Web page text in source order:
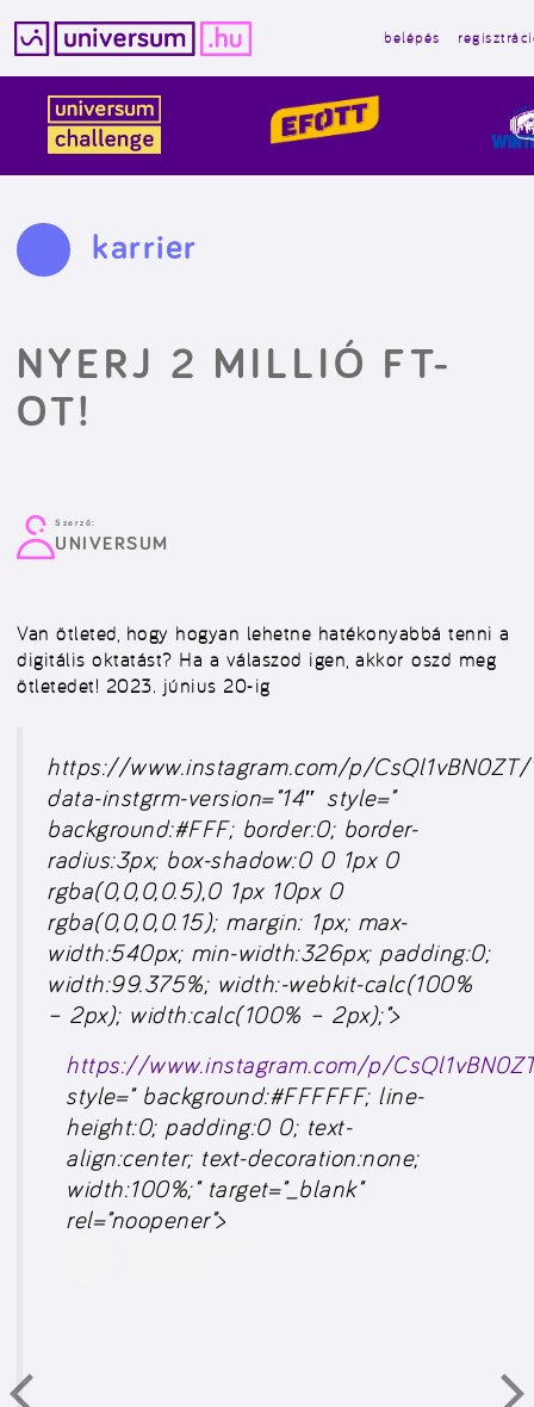
tartalomba
belépés
karrier
NYERJ 2 MILLIÓ FT-
OT!
Szerző:
UNIVERSUM
Van ötleted, hogy hogyan lehetne hatékonyabbá tenni a
digitális oktatást? Ha a válaszod igen, akkor oszd meg
ötletedet! 2023. június 20-ig
https://www.instagram.com/p/CsQl1vBN0ZT/
data-instgrm-version=”14″ style=”
background:#FFF; border:0; border-
radius:3px; box-shadow:0 0 1px 0
rgba(0,0,0,0.5),0 1px 10px 0
rgba(0,0,0,0.15); margin: 1px; max-
width:540px; min-width:326px; padding:0;
width:99.375%; width:-webkit-calc(100%
– 2px); width:calc(100% – 2px);”>
https://www.instagram.com/p/
style=” background:#FFFFFF; line-
height:0; padding:0 0; text-
align:center; text-decoration:none;
width:100%;” target=”_blank”
rel=”noopener”>